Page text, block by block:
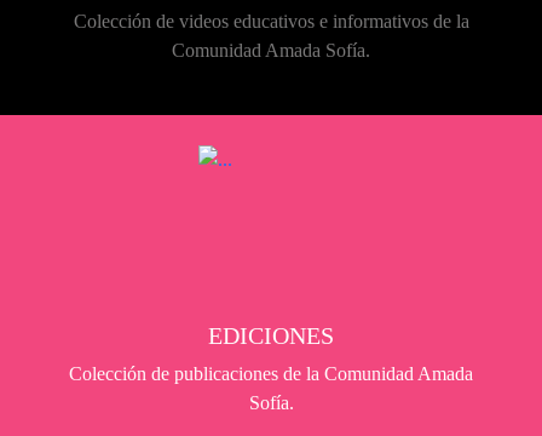
Colección de videos educativos e informativos de la
Comunidad Amada Sofía.
EDICIONES
Colección de publicaciones de la Comunidad Amada
Sofía.